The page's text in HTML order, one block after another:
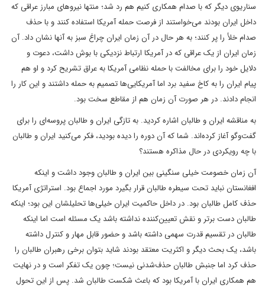
سناریوی دیگر که با صدام همکاری کنیم هم رد شد؛ منتها نیروهای مبارز عراقی که
داخل ایران بودند می‌خواستند از فرصت حمله آمریکا استفاده کنند و با حذف
صدام خلأ را پر کنند؛ به هر حال در آن زمان ایران چراغ سبز به آنها نشان داد. آن
زمان ایران از یک عراقی که در آمریکا ارتباط نزدیکی با بوش داشت، دعوت و
دلایل خود را برای مخالفت با حمله نظامی آمریکا به عراق تشریح کرد و او هم
پیام ایران را به کاخ سفید برد اما آمریکایی‌ها تصمیم به حمله داشتند و این کار را
انجام دادند. در هر صورت آن زمان هم از مقاطع سخت بود.
به مناقشه ایران و طالبان اشاره کردید. به تازگی ایران و طالبان پروسه‌ای را برای
گفت‌وگو آغاز کرده‌اند. شما که آن دوره را دیده بودید، فکر می‌کنید ایران و طالبان
با چه رویکردی در حال مذاکره هستند؟
آن زمان خصومت خیلی سنگینی بین ایران و طالبان وجود داشت و اینکه
افغانستان نباید تحت سیطره طالبان قرار بگیرد مورد اجماع بود. استراتژی آمریکا
حذف کامل طالبان بود. در داخل حاکمیت ایران خیلی‌ها تحلیلشان این بود؛ اینکه
طالبان دست برتر و نقش تعیین‌کننده نداشته باشد یک مسئله است اما اینکه
طالبان در تقسیم قدرت سهمی داشته باشد و حضور قابل مهار و کنترل داشته
باشد، یک بحث دیگر و اکثریت معتقد بودند شاید بتوان برخی رهبران طالبان را
حذف کرد اما جنبش طالبان حذف‌شدنی نیست؛ چون یک تفکر است و در نهایت
هم همکاری ایران با آمریکا بود که باعث شکست طالبان شد. پس از این تحول